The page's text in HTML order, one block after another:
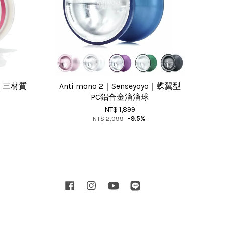
三材質
Anti mono 2｜Senseyoyo｜蝶翼型
PC鋁合金溜溜球
NT$ 1,899
NT$ 2,099 -9.5%
Facebook InstagramYouTube